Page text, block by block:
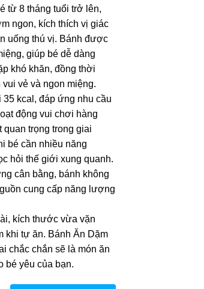
từ 8 tháng tuổi trở lên,
ngon, kích thích vị giác
uống thú vị. Bánh được
giúp bé dễ dàng
khó khăn, đồng thời
vẻ và ngon miệng.
kcal, đáp ứng nhu cầu
động vui chơi hàng
quan trọng trong giai
bé cần nhiều năng
hỏi thế giới xung quanh.
cân bằng, bánh không
cung cấp năng lượng
kích thước vừa vặn
khi tự ăn. Bánh Ăn Dặm
chắc chắn sẽ là món ăn
bé yêu của bạn.